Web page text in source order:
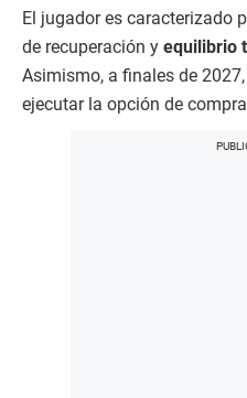
El jugador es caracterizado
de recuperación y equilibrio
Asimismo, a finales de
ejecutar la opción de